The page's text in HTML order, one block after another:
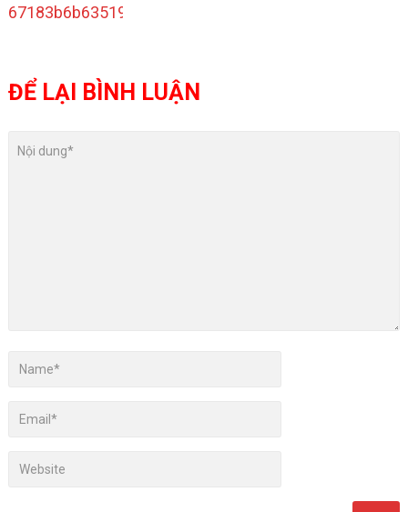
ĐỂ LẠI BÌNH LUẬN